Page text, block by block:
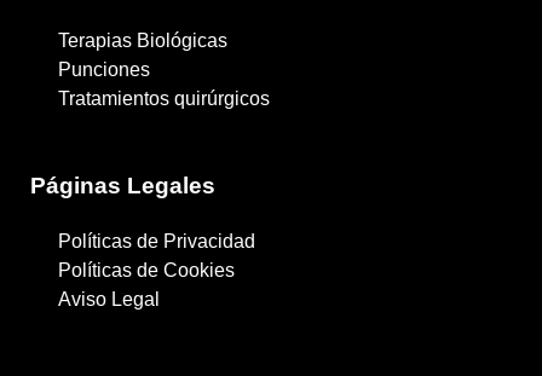
Terapias Biológicas
Punciones
Tratamientos quirúrgicos
Páginas Legales
Políticas de Privacidad
Políticas de Cookies
Aviso Legal